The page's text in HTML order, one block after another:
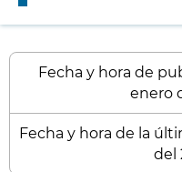
Fecha y hora de
enero
Fecha y hora de la
del